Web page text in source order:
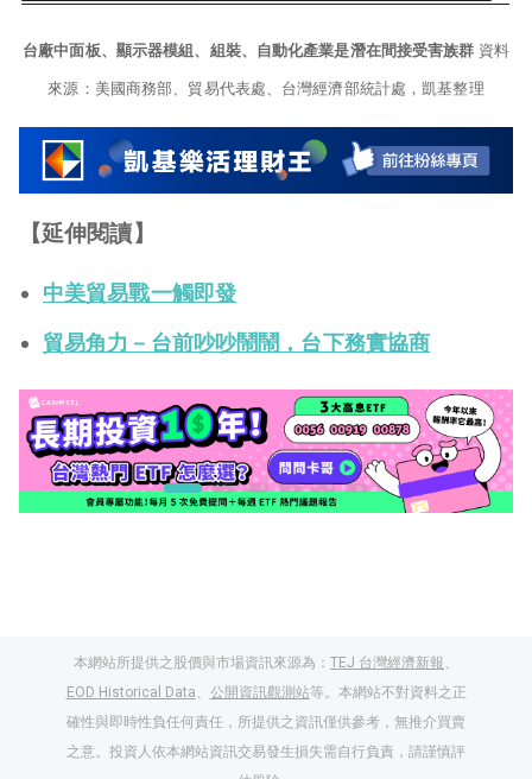
台廠中面板、顯示器模組、組裝、自動化產業是潛在間接受害族群 資料
來源：美國商務部、貿易代表處、台灣經濟部統計處，凱基整理
【延伸閱讀】
中美貿易戰一觸即發
貿易角力－台前吵吵鬧鬧，台下務實協商
本網站所提供之股價與市場資訊來源為： TEJ 台灣經濟新報、
EOD Historical Data、 公開資訊觀測站等。本網站不對資料之正
確性與即時性負任何責任，所提供之資訊僅供參考，無推介買賣
之意。投資人依本網站資訊交易發生損失需自行負責，請謹慎評